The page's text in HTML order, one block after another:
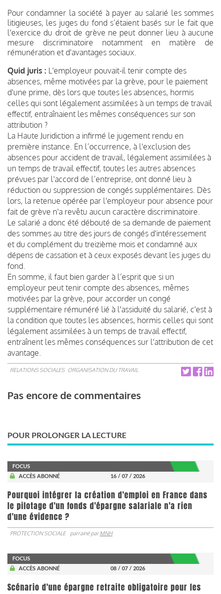
Pour condamner la société à payer au salarié les sommes
litigieuses, les juges du fond s’étaient basés sur le fait que
l'exercice du droit de grève ne peut donner lieu à aucune
mesure discriminatoire notamment en matière de
rémunération et d'avantages sociaux.
Quid juris : L'employeur pouvait-il tenir compte des
absences, même motivées par la grève, pour le paiement
d'une prime, dès lors que toutes les absences, hormis
celles qui sont légalement assimilées à un temps de travail
effectif, entraînaient les mêmes conséquences sur son
attribution ?
La Haute Juridiction a infirmé le jugement rendu en
première instance. En l’occurrence, à l'exclusion des
absences pour accident de travail, légalement assimilées à
un temps de travail effectif, toutes les autres absences
prévues par l'accord de l’entreprise, ont donné lieu à
réduction ou suppression de congés supplémentaires. Dès
lors, la retenue opérée par l'employeur pour absence pour
fait de grève n'a revêtu aucun caractère discriminatoire.
Le salarié a donc été débouté de sa demande de paiement
des sommes au titre des jours de congés d'intéressement
et du complément du treizième mois et condamné aux
dépens de cassation et à ceux exposés devant les juges du
fond.
En somme, il faut bien garder à l’esprit que si un
employeur peut tenir compte des absences, mêmes
motivées par la grève, pour accorder un congé
supplémentaire rémunéré lié à l'assiduité du salarié, c'est à
la condition que toutes les absences, hormis celles qui sont
légalement assimilées à un temps de travail effectif,
entraînent les mêmes conséquences sur l'attribution de cet
avantage.
RELATIONS SOCIALES ORGANISATION DU TRAVAIL
Pas encore de commentaires
POUR PROLONGER LA LECTURE
FOCUS
ACCÈS ABONNÉ
16 / 07 / 2026
Pourquoi intégrer la création d'emploi en France dans
le pilotage d'un fonds d'épargne salariale n'a rien
d'une évidence ?
PROTECTION SOCIALE parrainé parMNH
FOCUS
ACCÈS ABONNÉ
08 / 07 / 2026
Scénario d'une épargne retraite obligatoire pour les